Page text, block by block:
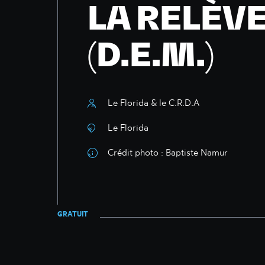
LA
(D.E.M.)
Le Florida & le C.R.D.A
Le Florida
Crédit photo : Baptiste Namur
GRATUIT